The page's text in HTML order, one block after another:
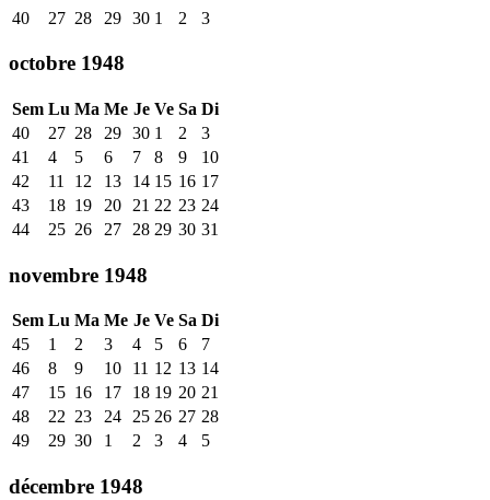
40
27 28 29 30 1 2 3
octobre 1948
Sem Lu Ma Me Je Ve Sa Di
40
27 28 29 30 1 2
3
41
4 5 6 7 8 9
10
42
11 12 13 14 15 16 17
43
18 19 20 21 22 23 24
44
25 26 27 28 29 30 31
novembre 1948
Sem Lu Ma Me Je Ve Sa Di
45
1 2 3 4 5 6
7
46
8 9 10 11 12 13 14
47
15 16 17 18 19 20 21
48
22 23 24 25 26 27 28
49
29 30 1 2 3 4 5
décembre 1948